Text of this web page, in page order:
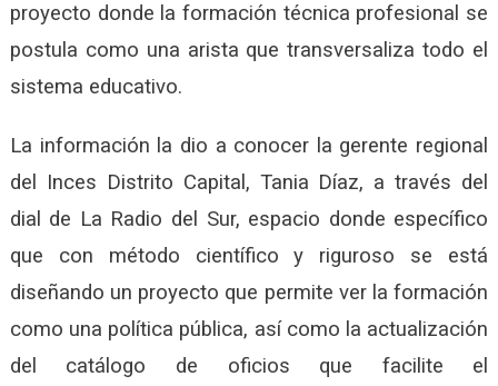
proyecto donde la formación técnica profesional se
postula como una arista que transversaliza todo el
sistema educativo.
La información la dio a conocer la gerente regional
del Inces Distrito Capital, Tania Díaz, a través del
dial de La Radio del Sur, espacio donde específico
que con método científico y riguroso se está
diseñando un proyecto que permite ver la formación
como una política pública, así como la actualización
del catálogo de oficios que facilite el